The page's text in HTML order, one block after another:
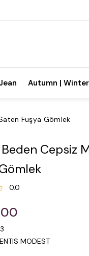
Autumn | Winter
Fuşya Gömlek
Cepsiz
0.0
MODEST